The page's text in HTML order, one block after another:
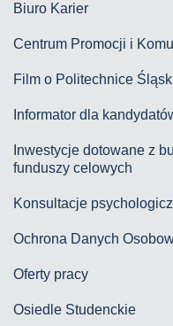
Biuro Karier
Centrum Promocji i
Film o Politechnice
Informator dla
Inwestycje dotowane z
funduszy celowych
Konsultacje
Ochrona Danych
Oferty pracy
Osiedle Studenckie